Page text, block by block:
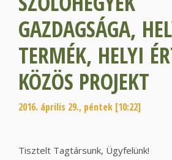
GAZDAGSÁGA,
TERMÉK, HELYI
KÖZÖS PROJEKT
2016. április 29., péntek [10:22]
Tisztelt Tagtársunk, Ügyfelünk!